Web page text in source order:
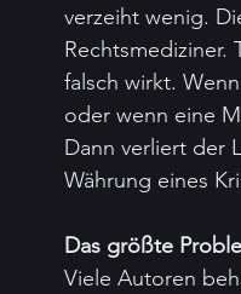
verzeiht wenig.
Rechtsmediziner.
falsch wirkt.
oder wenn eine
Dann verliert der
Währung eines
Das größte
Viele Autoren